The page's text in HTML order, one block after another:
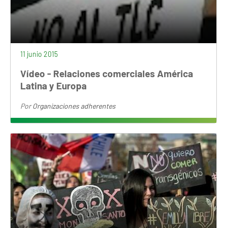
11 junio 2015
Vídeo - Relaciones comerciales América
Latina y Europa
PorOrganizaciones adherentes